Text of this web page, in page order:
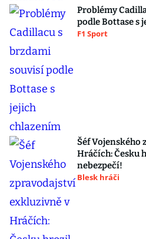
Problémy
podle Bottase s
F1 Sport
Šéf Vojenského
Hráčích: Česku
nebezpečí!
Blesk hráči